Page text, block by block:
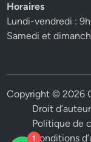
Horaires
Lundi-vendredi :
Samedi et
Copyright © 2026
Droit
Politique de
Conditions
1